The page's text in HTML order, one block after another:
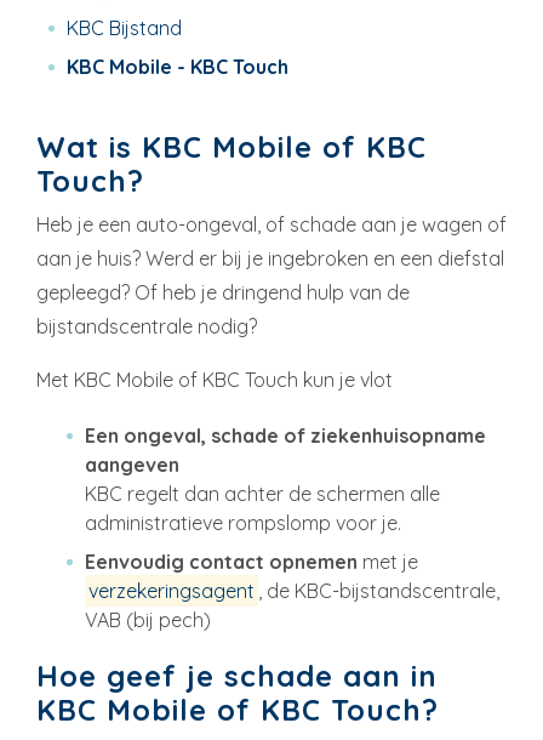
KBC Bijstand
KBC Mobile - KBC Touch
Wat is KBC Mobile of KBC
Touch?
Heb je een auto-ongeval, of schade aan je wagen of
aan je huis? Werd er bij je ingebroken en een diefstal
gepleegd? Of heb je dringend hulp van de
bijstandscentrale nodig?
Met KBC Mobile of KBC Touch kun je vlot
Een ongeval, schade of ziekenhuisopname
aangeven
KBC regelt dan achter de schermen alle
administratieve rompslomp voor je.
Eenvoudig contact opnemen met je
verzekeringsagent , de KBC-bijstandscentrale,
VAB (bij pech)
Hoe geef je schade aan in
KBC Mobile of KBC Touch?